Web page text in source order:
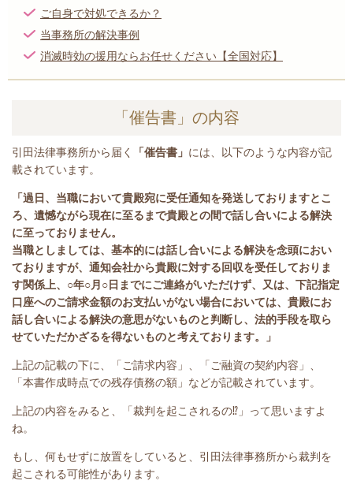
ご自身で対処できるか？
当事務所の解決事例
消滅時効の援用ならお任せください【全国対応】
「催告書」の内容
引田法律事務所から届く 「催告書」 には、
以下のような内容が記
載されています。
「過日、当職において貴殿宛に受任通知を発送しておりますとこ
ろ、遺憾ながら現在に至るまで貴殿との間で話し合いによる解決
に至っておりません。
当職としましては、基本的には話し合いによる解決を念頭におい
ておりますが、通知会社から貴殿に対する回収を受任しておりま
す関係上、○年○月○日までにご連絡がいただけず、又は、下記指定
口座へのご請求金額のお支払いがない場合においては、貴殿にお
話し合いによる解決の意思がないものと判断し、法的手段を取ら
せていただかざるを得ないものと考えております。
」
上記の記載の下に、「ご請求内容」、「ご融資の契約内容」、
「本書作成時点での残存債務の額」などが記載されています。
上記の内容をみると、「裁判を起こされるの⁉」って思いますよ
ね。
もし、何もせずに放置をしていると、引田法律事務所から裁判を
起こされる可能性があります。